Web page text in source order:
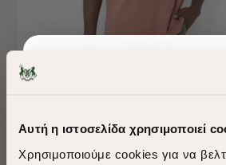
Αυτή η ιστοσελίδα χρησιμοποιεί
Χρησιμοποιούμε cookies για να
ΜΠΛΟΥΖΑ T-SHIRT DELAVE REGULAR